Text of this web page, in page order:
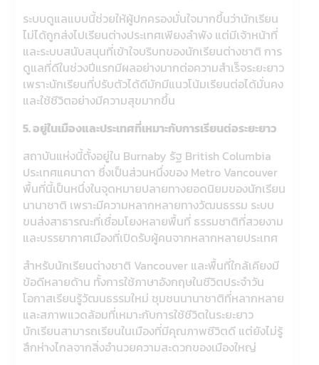
ระบบดูแลแบบนี้ช่วยให้ผู้ปกครองมั่นใจมากขึ้นว่านักเรียน
ไม่ได้ถูกส่งไปเรียนต่างประเทศเพียงลำพัง แต่มีเจ้าหน้าที่
และระบบสนับสนุนที่เข้าใจบริบทของนักเรียนต่างชาติ การ
ดูแลที่ดีในช่วงปีแรกมีผลอย่างมากต่อความสำเร็จระยะยาว
เพราะนักเรียนที่ปรับตัวได้ดีมักมีแนวโน้มเรียนต่อได้มั่นคง
และใช้ชีวิตอย่างมีความสุขมากขึ้น
5. อยู่ในเมืองและประเทศที่เหมาะกับการเรียนต่อระยะยาว
สถาบันแห่งนี้ตั้งอยู่ใน Burnaby รัฐ British Columbia
ประเทศแคนาดา ซึ่งเป็นส่วนหนึ่งของ Metro Vancouver
พื้นที่นี้เป็นหนึ่งในจุดหมายปลายทางยอดนิยมของนักเรียน
นานาชาติ เพราะมีความหลากหลายทางวัฒนธรรม ระบบ
ขนส่งสาธารณะที่เชื่อมโยงหลายพื้นที่ ธรรมชาติที่สวยงาม
และบรรยากาศเมืองที่เปิดรับผู้คนจากหลากหลายประเทศ
สำหรับนักเรียนต่างชาติ Vancouver และพื้นที่ใกล้เคียงมี
ข้อดีหลายด้าน ทั้งการใช้ภาษาอังกฤษในชีวิตประจำวัน
โอกาสเรียนรู้วัฒนธรรมใหม่ ชุมชนนานาชาติที่หลากหลาย
และสภาพแวดล้อมที่เหมาะกับการใช้ชีวิตในระยะยาว
นักเรียนสามารถเรียนในเมืองที่มีคุณภาพชีวิตดี แต่ยังไม่รู้
สึกห่างไกลจากสิ่งอำนวยความสะดวกของเมืองใหญ่